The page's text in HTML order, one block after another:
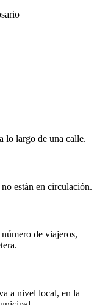
lo largo de una calle.
están en circulación.
de viajeros,
a nivel local, en la